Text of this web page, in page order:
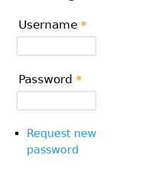
Username *
Password *
Request new
password